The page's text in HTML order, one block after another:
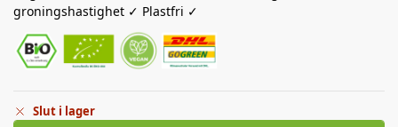
groningshastighet ✓ Plastfri ✓
Slut i lager